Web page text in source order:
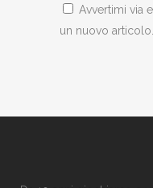
Avvertimi via
un nuovo articolo.